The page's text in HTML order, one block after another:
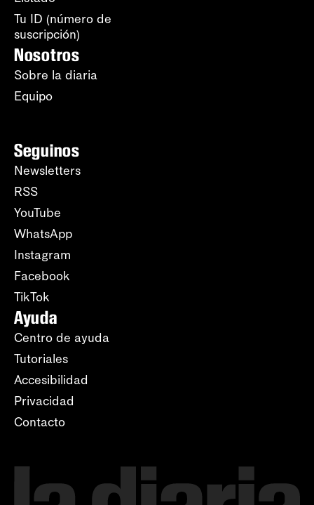
Tu ID (número de
suscripción)
Nosotros
Sobre la diaria
Equipo
Seguinos
Newsletters
RSS
YouTube
WhatsApp
Instagram
Facebook
TikTok
Ayuda
Centro de ayuda
Tutoriales
Accesibilidad
Privacidad
Contacto